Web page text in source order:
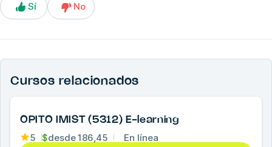
Sí No
Cursos relacionados
OPITO IMIST (5312) E-learning
5 $desde186,45
En línea